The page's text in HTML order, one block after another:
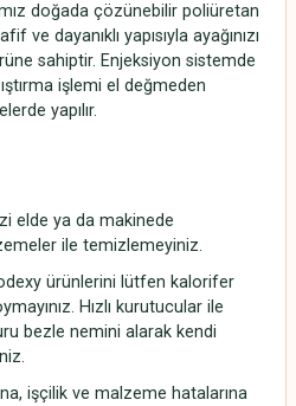
doğada çözünebilir poliüretan
dayanıklı yapısıyla ayağınızı
sahiptir. Enjeksiyon sistemde
işlemi el değmeden
yapılır.
elde ya da makinede
ile temizlemeyiniz.
ürünlerini lütfen kalorifer
Hızlı kurutucular ile
bezle nemini alarak kendi
işçilik ve malzeme hatalarına